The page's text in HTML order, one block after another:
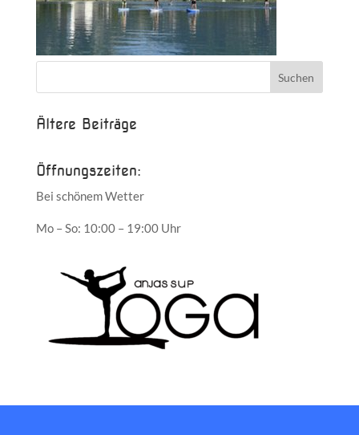
Ältere Beiträge
Öffnungszeiten:
Bei schönem Wetter
Mo – So: 10:00 – 19:00 Uhr